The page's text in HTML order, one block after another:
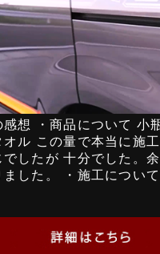
感想 ・商品について 小
オル この量で本当に施
でしたが 十分でした。余
ました。 ・施工につい